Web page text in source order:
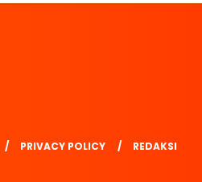
PRIVACY POLICY REDAKSI